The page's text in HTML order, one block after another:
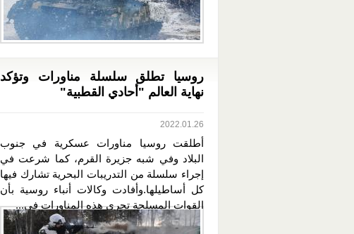
روسيا تطلق سلسلة مناورات وتؤكد
نهاية العالم "أحادي القطبية"
2022.01.26
أطلقت روسيا مناورات عسكرية في جنوب
البلاد وفي شبه جزيرة القرم، كما شرعت في
إجراء سلسلة من التدريبات البحرية تشارك فيها
كل أساطيلها.وأفادت وكالات أنباء روسية بأن
القوات المسلحة تجري هذه المناورات في...